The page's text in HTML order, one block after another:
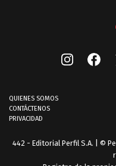
QUIENES SOMOS
CONTÁCTENOS
PRIVACIDAD
442 - Editorial Perfil S.A. | ©